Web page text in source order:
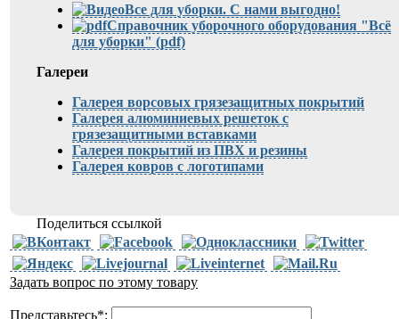
Все для уборки. С нами выгодно!
Справочник уборочного оборудования "Всё
для уборки" (pdf)
Галереи
Галерея ворсовых грязезащитных покрытий
Галерея алюминиевых решеток с
грязезащитными вставками
Галерея покрытий из ПВХ и резины
Галерея ковров с логотипами
Поделиться ссылкой
Задать вопрос по этому товару
Представьтесь*: